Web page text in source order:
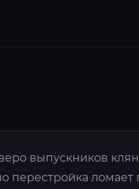
выпускников
перестройка